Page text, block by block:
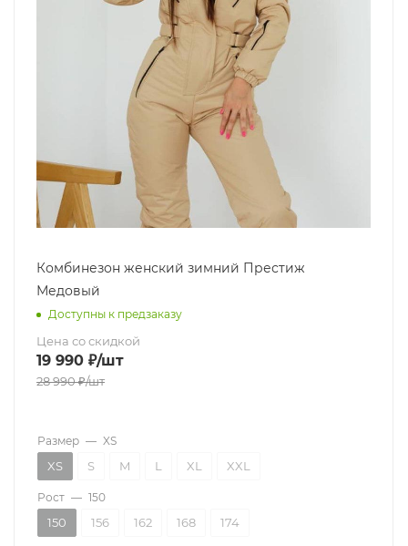
Комбинезон женский зимний Престиж
Медовый
Доступны к предзаказу
Цена со скидкой
19 990 ₽/шт
28 990₽/шт
Размер — XS
XS S M L XL XXL
Рост — 150
150 156 162 168 174